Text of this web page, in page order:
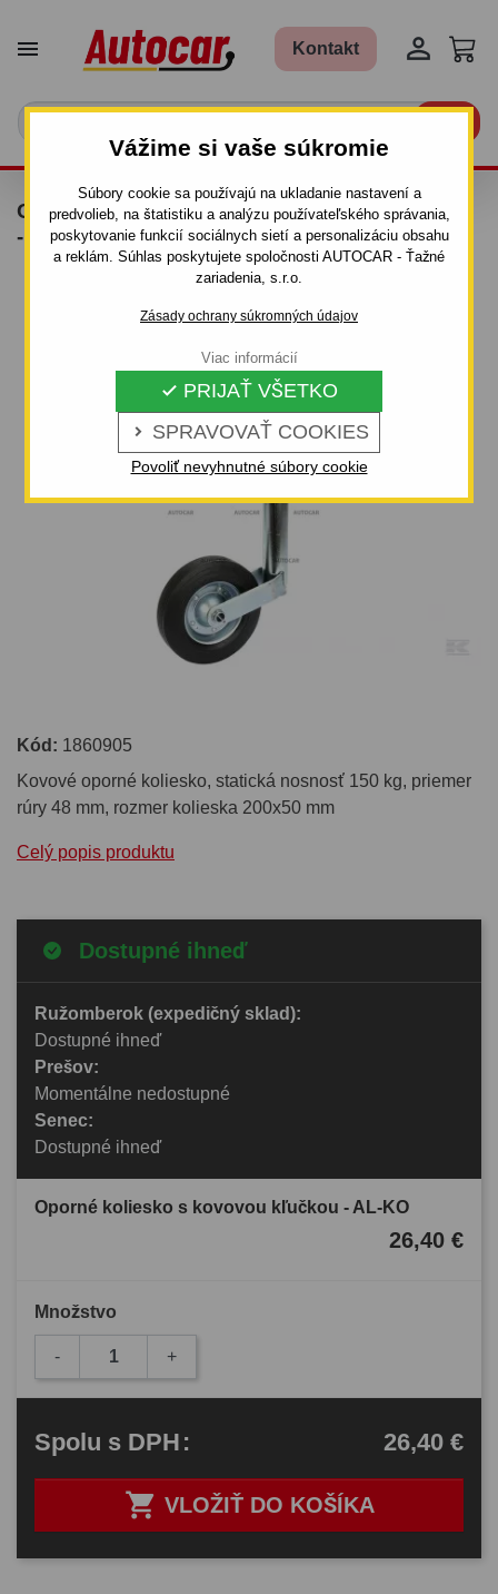
Vážime si vaše súkromie
Súbory cookie sa používajú na ukladanie nastavení a
predvolieb, na štatistiku a analýzu používateľského správania,
poskytovanie funkcií sociálnych sietí a personalizáciu obsahu
a reklám. Súhlas poskytujete spoločnosti AUTOCAR - Ťažné
zariadenia, s.r.o.
Zásady ochrany súkromných údajov
 SPRAVOVAŤ COOKIES
 PRIJAŤ VŠETKO
Povoliť nevyhnutné súbory cookie
Viac informácií
 Kontakt 
OPORNÉ KOLIESKO S KOVOVOU KĽUČKOU
- AL-KO
Kód: 1860905
Kovové oporné koliesko, statická nosnosť 150 kg, priemer
rúry 48 mm, rozmer kolieska 200x50 mm
Celý popis produktu
Dostupné ihneď
Ružomberok (expedičný sklad):
Dostupné ihneď
Prešov:
Momentálne nedostupné
Senec:
Dostupné ihneď
Oporné koliesko s kovovou kľučkou - AL-KO
26,40 €
Množstvo
- +
 VLOŽIŤ DO KOŠÍKA
Spolu s DPH: 26,40 €